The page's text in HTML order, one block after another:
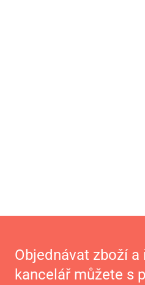
Objednávat zboží
kancelář můžete s